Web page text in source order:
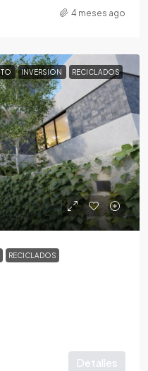
4 meses ago
INVERSION RECICLADOS
RECICLADOS
Detalles